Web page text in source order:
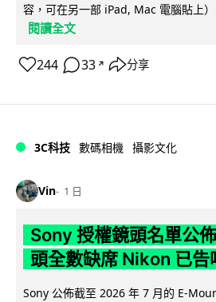
容，可在另一部 iPad, Mac 電腦貼上
閱讀全文
244 33 ↗ 分享
3C科技 數碼相機 攝影文化
Vin 1 日
Sony 授權鏡頭名單公
頭全數缺席 Nikon 已告
Sony 公佈截至 2026 年 7 月的 E-